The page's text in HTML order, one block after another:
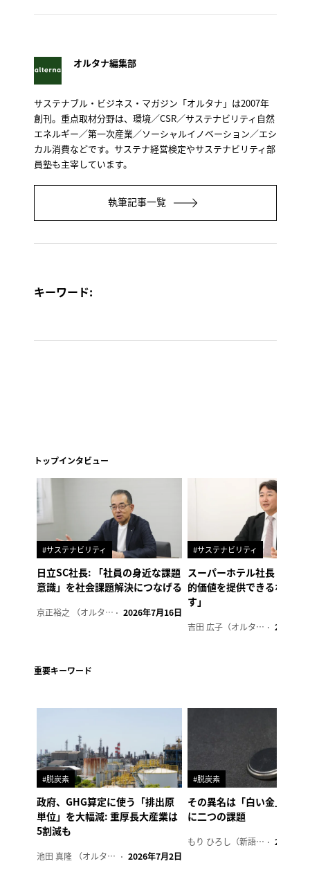
オルタナ編集部
サステナブル・ビジネス・マガジン「オルタナ」は2007年
創刊。重点取材分野は、環境／CSR／サステナビリティ自然
エネルギー／第一次産業／ソーシャルイノベーション／エシ
カル消費などです。サステナ経営検定やサステナビリティ部
員塾も主宰しています。
執筆記事一覧
キーワード:
トップインタビュー
#サステナビリティ
日立SC社長: 「社員の身近な課題
意識」を社会課題解決につなげる
京正裕之 （オルタナ副編集長） 2026年7月16日
#サステナビリティ
スーパーホテル社長「地域
的価値を提供できるホテル
す」
吉田 広子（オルタナ輪番編集長） 2026年6
重要キーワード
#脱炭素
政府、GHG算定に使う「排出原
単位」を大幅減: 重厚長大産業は
5割減も
池田 真隆 （オルタナ輪番編集長） 2026年7月2日
#脱炭素
その異名は「白い金」、リ
に二つの課題
もり ひろし（新語ウォッチャー） 2023年7